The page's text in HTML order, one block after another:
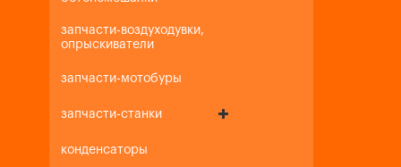
запчасти-воздуходувки,
опрыскиватели
запчасти-мотобуры
запчасти-станки
конденсаторы